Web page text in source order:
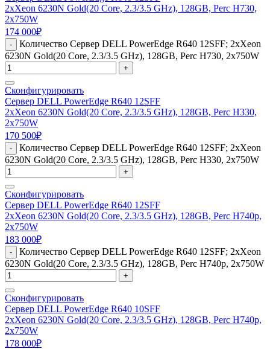
2xXeon 6230N Gold(20 Core, 2.3/3.5 GHz), 128GB, Perc H730,
2x750W
174 000₽
-
Количество Сервер DELL PowerEdge R640 12SFF; 2xXeon
6230N Gold(20 Core, 2.3/3.5 GHz), 128GB, Perc H730, 2x750W
+
Сконфигурировать
Сервер DELL PowerEdge R640 12SFF
2xXeon 6230N Gold(20 Core, 2.3/3.5 GHz), 128GB, Perc H330,
2x750W
170 500₽
-
Количество Сервер DELL PowerEdge R640 12SFF; 2xXeon
6230N Gold(20 Core, 2.3/3.5 GHz), 128GB, Perc H330, 2x750W
+
Сконфигурировать
Сервер DELL PowerEdge R640 12SFF
2xXeon 6230N Gold(20 Core, 2.3/3.5 GHz), 128GB, Perc H740p,
2x750W
183 000₽
-
Количество Сервер DELL PowerEdge R640 12SFF; 2xXeon
6230N Gold(20 Core, 2.3/3.5 GHz), 128GB, Perc H740p, 2x750W
+
Сконфигурировать
Сервер DELL PowerEdge R640 10SFF
2xXeon 6230N Gold(20 Core, 2.3/3.5 GHz), 128GB, Perc H740p,
2x750W
178 000₽